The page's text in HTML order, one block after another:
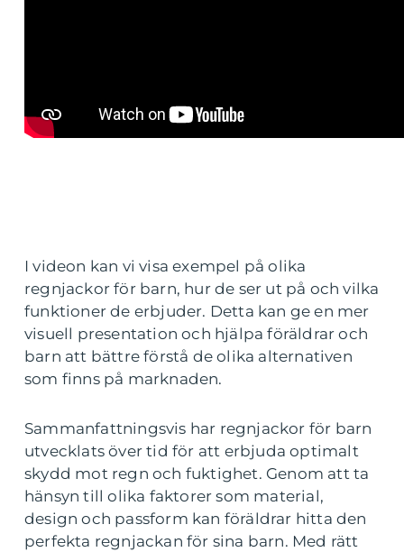
I videon kan vi visa exempel på olika
regnjackor för barn, hur de ser ut på och vilka
funktioner de erbjuder. Detta kan ge en mer
visuell presentation och hjälpa föräldrar och
barn att bättre förstå de olika alternativen
som finns på marknaden.
Sammanfattningsvis har regnjackor för barn
utvecklats över tid för att erbjuda optimalt
skydd mot regn och fuktighet. Genom att ta
hänsyn till olika faktorer som material,
design och passform kan föräldrar hitta den
perfekta regnjackan för sina barn. Med rätt